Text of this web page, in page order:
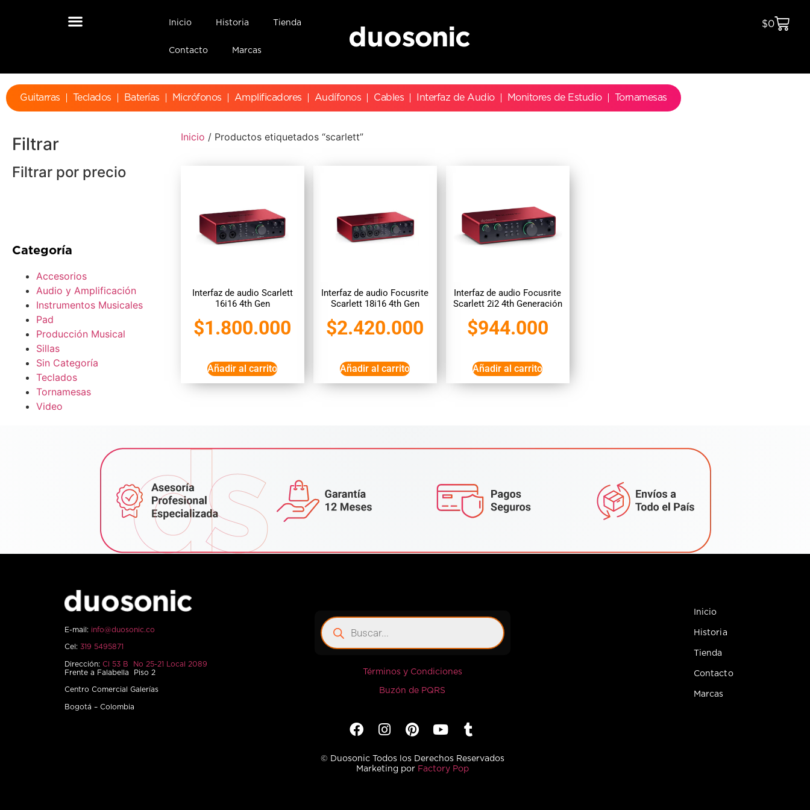
Inicio Historia Tienda
Contacto Marcas
$0
Guitarras Teclados Baterías Micrófonos Amplificadores Audífonos Cables Interfaz de Audio Monitores de Estudio Tornamesas
Filtrar
Filtrar por precio
Categoría
Accesorios
Audio y Amplificación
Instrumentos Musicales
Pad
Producción Musical
Sillas
Sin Categoría
Teclados
Tornamesas
Video
Inicio / Productos etiquetados “scarlett”
Interfaz de audio Scarlett
16i16 4th Gen
$1.800.000
Añadir al carrito
Interfaz de audio Focusrite
Scarlett 18i16 4th Gen
$2.420.000
Añadir al carrito
Interfaz de audio Focusrite
Scarlett 2i2 4th Generación
$944.000
Añadir al carrito
E-mail: info@duosonic.co
Cel: 319 5495871
Dirección: Cl 53 B No 25-21 Local 2089
Frente a Falabella Piso 2
Centro Comercial Galerías
Bogotá – Colombia
Términos y Condiciones
Buzón de PQRS
© Duosonic Todos los Derechos Reservados
Marketing por Factory Pop
Inicio
Historia
Tienda
Contacto
Marcas